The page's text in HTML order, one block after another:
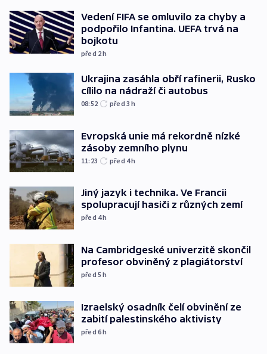
Vedení FIFA se omluvilo za chyby a
podpořilo Infantina. UEFA trvá na
bojkotu
před 2h
Ukrajina zasáhla obří rafinerii, Rusko
cílilo na nádraží či autobus
08:52 před 3h
Evropská unie má rekordně nízké
zásoby zemního plynu
11:23 před 4h
Jiný jazyk i technika. Ve Francii
spolupracují hasiči z různých zemí
před 4h
Na Cambridgeské univerzitě skončil
profesor obviněný z plagiátorství
před 5h
Izraelský osadník čelí obvinění ze
zabití palestinského aktivisty
před 6h